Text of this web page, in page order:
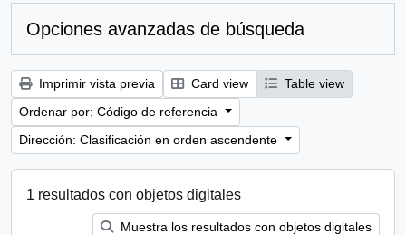
Opciones avanzadas de búsqueda
Imprimir vista previa Card view
Table view
Ordenar por: Código de referencia
Dirección: Clasificación en orden ascendente
1 resultados con objetos digitales
Muestra los resultados con objetos digitales